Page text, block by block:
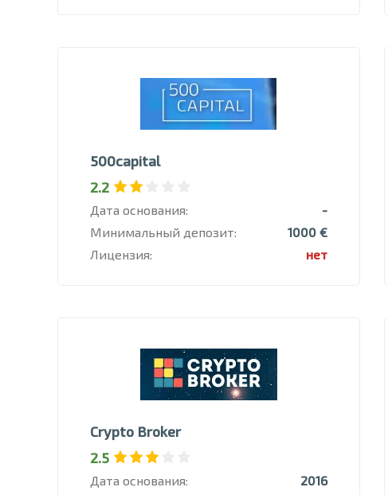
500capital
2.2
Дата основания:
-
Минимальный депозит:
1000 €
Лицензия:
нет
Crypto Broker
2.5
Дата основания: 2016